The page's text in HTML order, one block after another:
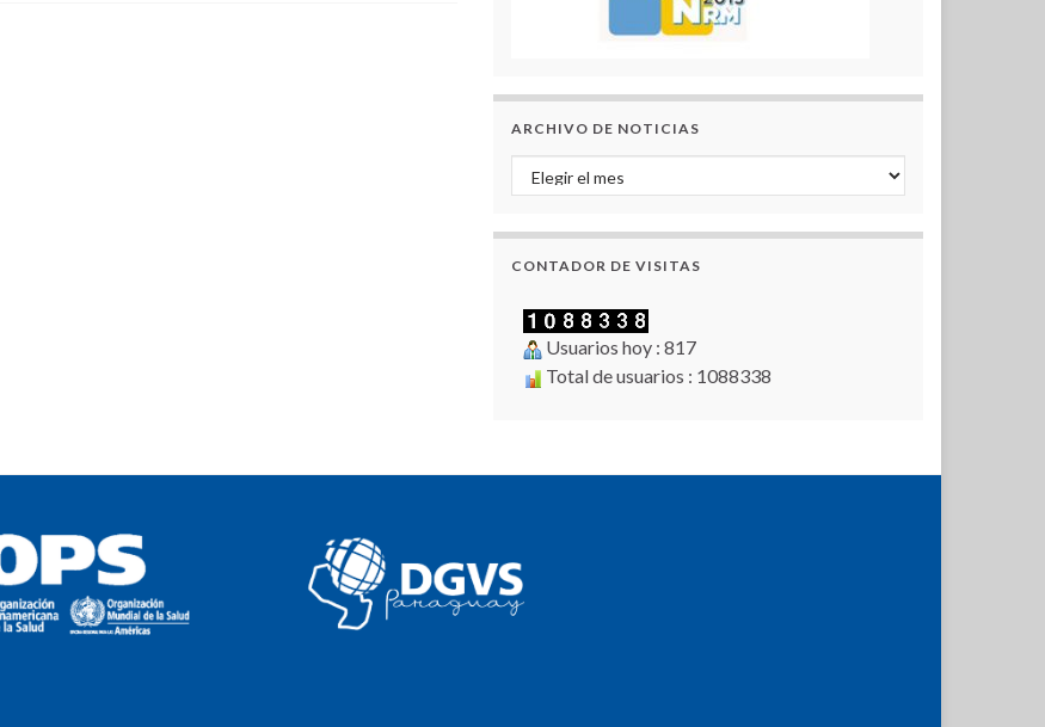
ARCHIVO DE NOTICIAS
Archivo de Noticias
CONTADOR DE VISITAS
Usuarios hoy : 817
Total de usuarios : 1088338